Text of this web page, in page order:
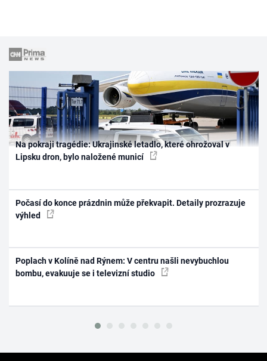
Na pokraji tragédie: Ukrajinské letadlo, které ohrožoval v
Lipsku dron, bylo naložené municí
Počasí do konce prázdnin může překvapit. Detaily prozrazuje
výhled
Poplach v Kolíně nad Rýnem: V centru našli nevybuchlou
bombu, evakuuje se i televizní studio